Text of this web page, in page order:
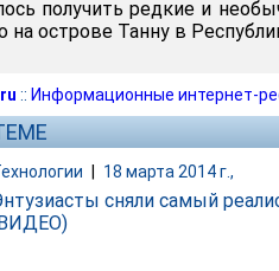
получить редкие и
на острове Танну в
:: Информационные интернет-
18 марта 2014 г.,
сняли самый